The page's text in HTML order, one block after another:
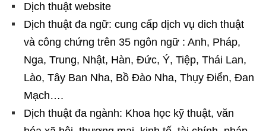
Dịch thuật website
Dịch thuật đa ngữ: cung cấp dịch vụ dich thuật
và công chứng trên 35 ngôn ngữ : Anh, Pháp,
Nga, Trung, Nhật, Hàn, Đức, Ý, Tiệp, Thái Lan,
Lào, Tây Ban Nha, Bồ Đào Nha, Thụy Điển, Đan
Mạch….
Dịch thuật đa ngành: Khoa học kỹ thuật, văn